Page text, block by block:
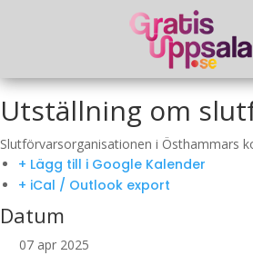
Utställning om
Slutförvarsorganisationen i Östhammars
+ Lägg till i Google Kalender
+ iCal / Outlook export
Datum
07 apr 2025